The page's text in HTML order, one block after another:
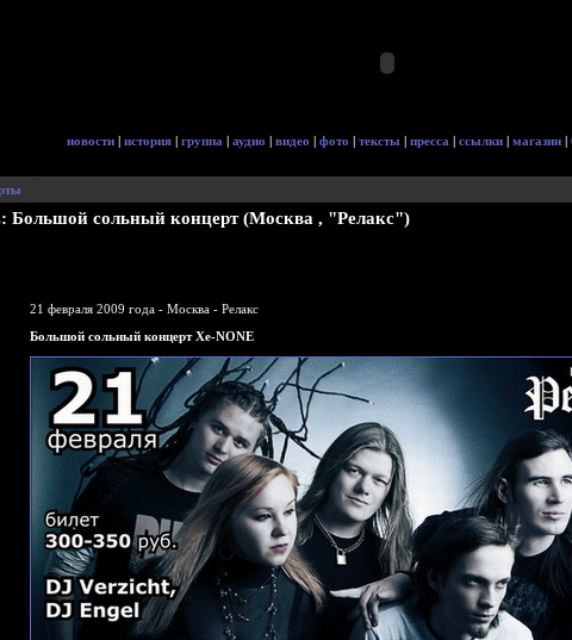
новости | история | группа | аудио | видео | фото | тексты | пресса | ссылки | магазин |
Большой сольный концерт (Москва , "Релакс")
21 февраля 2009 года - Москва - Релакс
Большой сольный концерт Xe-NONE